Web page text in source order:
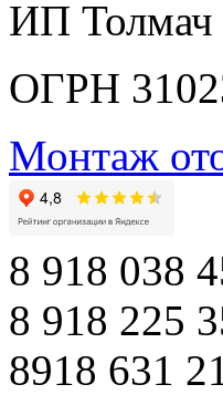
ИП
ОГРН
Монтаж
8 918 038
8 918 225
8918 631